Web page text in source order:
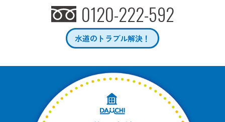
0120-222-592
水道のトラブル解決！